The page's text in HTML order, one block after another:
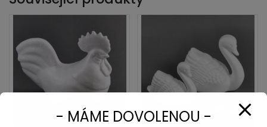
- MÁME DOVOLENOU -